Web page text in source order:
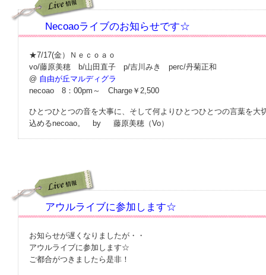
Necoaoライブのお知らせです☆
★7/17(金）Ｎｅｃｏａｏ
vo/藤原美穂 b/山田直子 p/吉川みき perc/丹菊正和
@ 自由が丘マルディグラ
necoao 8：00pm～ Charge￥2,500
ひとつひとつの音を大事に、そして何よりひとつひとつの言葉を大
込めるnecoao。 by 藤原美穂（Vo）
アウルライブに参加します☆
お知らせが遅くなりましたが・・
アウルライブに参加します☆
ご都合がつきましたら是非！